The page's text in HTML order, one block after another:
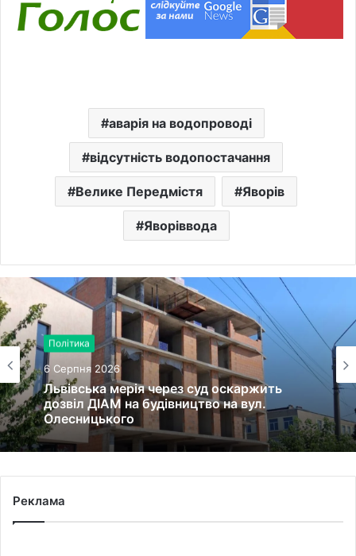
аварія на водопроводі
відсутність водопостачання
Велике Передмістя Яворів
Яворіввода
Політика
6 Серпня 2026
Львівська мерія через суд оскаржить
дозвіл ДІАМ на будівництво на вул.
Олесницького
Реклама